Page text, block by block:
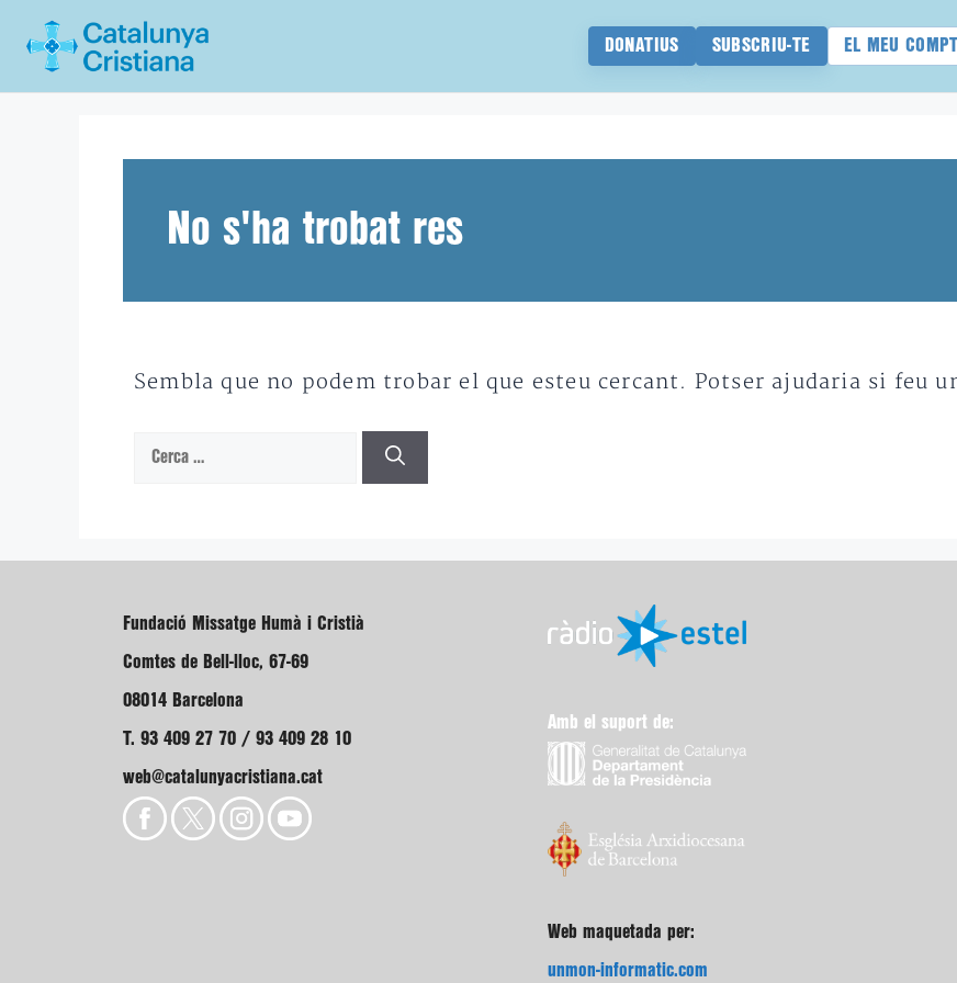
DONATIUS SUBSCRIU-TE EL MEU
No s'ha trobat res
Sembla que no podem trobar el que esteu cercant. Potser ajudaria si feu
Cerca:
Fundació Missatge Humà i Cristià
Comtes de Bell-lloc, 67-69
08014 Barcelona
T. 93 409 27 70 / 93 409 28 10
web@catalunyacristiana.cat
Amb el suport de:
Web maquetada per:
unmon-informatic.com